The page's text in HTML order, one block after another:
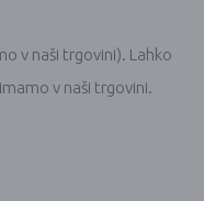
v naši trgovini). Lahko
v naši trgovini.